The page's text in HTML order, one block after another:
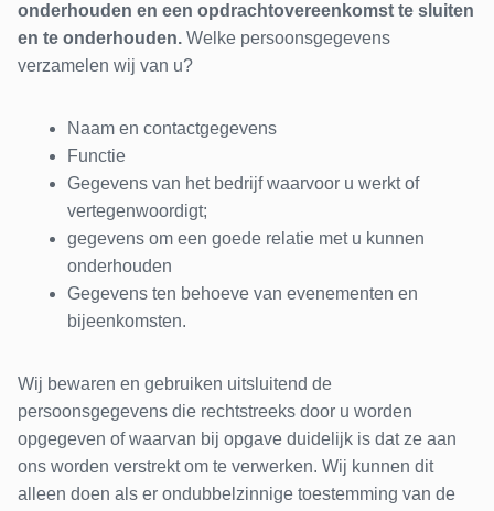
onderhouden en een opdrachtovereenkomst te sluiten
en te onderhouden. Welke persoonsgegevens
verzamelen wij van u?
Naam en contactgegevens
Functie
Gegevens van het bedrijf waarvoor u werkt of
vertegenwoordigt;
gegevens om een goede relatie met u kunnen
onderhouden
Gegevens ten behoeve van evenementen en
bijeenkomsten.
Wij bewaren en gebruiken uitsluitend de
persoonsgegevens die rechtstreeks door u worden
opgegeven of waarvan bij opgave duidelijk is dat ze aan
ons worden verstrekt om te verwerken. Wij kunnen dit
alleen doen als er ondubbelzinnige toestemming van de